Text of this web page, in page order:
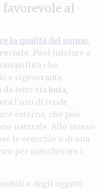
al
la qualità del sonno,
. Puoi iniziare a
che
e rigenerante.
da letto sia buia,
l’uso di tende
esterna, che può
naturale. Allo stesso
le orecchie o di una
per mascherare i
e degli oggetti